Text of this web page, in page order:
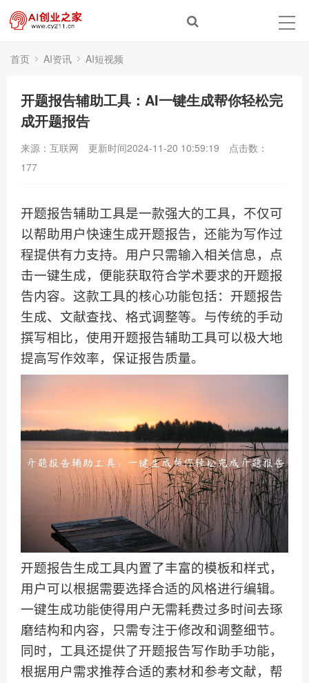
首页 AI资讯 AI短视频
开题报告辅助工具：AI一键生成帮你轻松完
成开题报告
来源：互联网 更新时间2024-11-20 10:59:19
点击数：
177
开题报告辅助工具是一款强大的工具，不仅可
以帮助用户快速生成开题报告，还能为写作过
程提供有力支持。用户只需输入相关信息，点
击一键生成，便能获取符合学术要求的开题报
告内容。这款工具的核心功能包括：开题报告
生成、文献查找、格式调整等。与传统的手动
撰写相比，使用开题报告辅助工具可以极大地
提高写作效率，保证报告质量。
开题报告生成工具内置了丰富的模板和样式，
用户可以根据需要选择合适的风格进行编辑。
一键生成功能使得用户无需耗费过多时间去琢
磨结构和内容，只需专注于修改和调整细节。
同时，工具还提供了开题报告写作助手功能，
根据用户需求推荐合适的素材和参考文献，帮